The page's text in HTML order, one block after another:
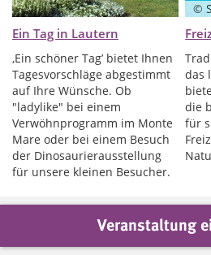
Ein Tag in Lautern
‚Ein schöner Tag’ bietet Ihnen
Tagesvorschläge abgestimmt
auf Ihre Wünsche. Ob
"ladylike" bei einem
Verwöhnprogramm im Monte
Mare oder bei einem Besuch
der Dinosaurierausstellung
für unsere kleinen Besucher.
©
das
die
für
Veranstaltung